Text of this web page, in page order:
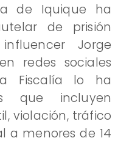
de Iquique ha
de prisión
Jorge
redes sociales
Fiscalía lo ha
que incluyen
violación, tráfico
a menores de 14